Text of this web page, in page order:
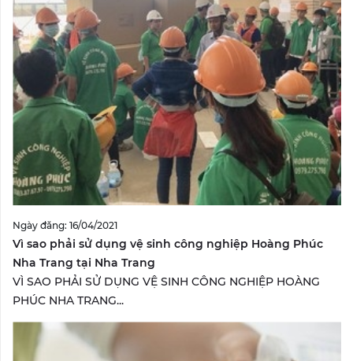
Ngày đăng: 16/04/2021
Vì sao phải sử dụng vệ sinh công nghiệp Hoàng Phúc
Nha Trang tại Nha Trang
VÌ SAO PHẢI SỬ DỤNG VỆ SINH CÔNG NGHIỆP HOÀNG
PHÚC NHA TRANG...